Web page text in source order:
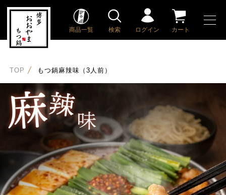
商品一覧 検索 ログイン カート
TOP もつ鍋麻辣味（3人前）